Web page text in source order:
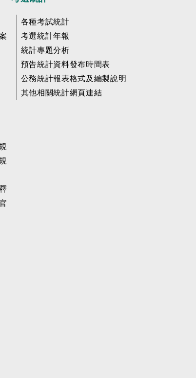
各種考試統計
考選統計年報
統計專題分析
預告統計資料發布時間表
公務統計報表格式及編製說明
其他相關統計網頁連結